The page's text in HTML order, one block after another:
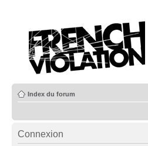
Index du forum
Connexion